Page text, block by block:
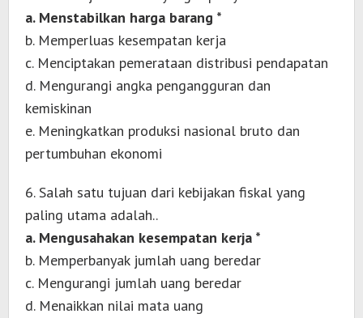
a. Menstabilkan harga barang *
b. Memperluas kesempatan kerja
c. Menciptakan pemerataan distribusi pendapatan
d. Mengurangi angka pengangguran dan
kemiskinan
e. Meningkatkan produksi nasional bruto dan
pertumbuhan ekonomi
6. Salah satu tujuan dari kebijakan fiskal yang
paling utama adalah..
a. Mengusahakan kesempatan kerja *
b. Memperbanyak jumlah uang beredar
c. Mengurangi jumlah uang beredar
d. Menaikkan nilai mata uang